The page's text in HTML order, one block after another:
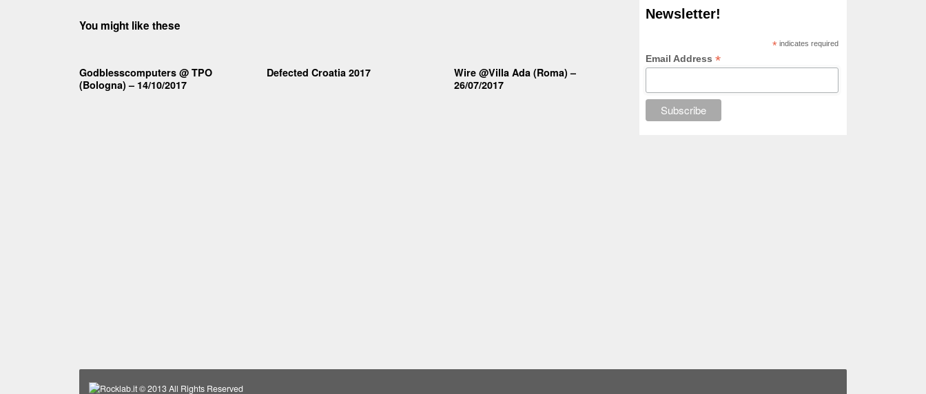
You might like these
Godblesscomputers @ TPO
(Bologna) – 14/10/2017
Defected Croatia 2017
Wire @Villa Ada (Roma) –
26/07/2017
Newsletter!
* indicates required
Email Address*
Rocklab.it© 2013 All Rights Reserved